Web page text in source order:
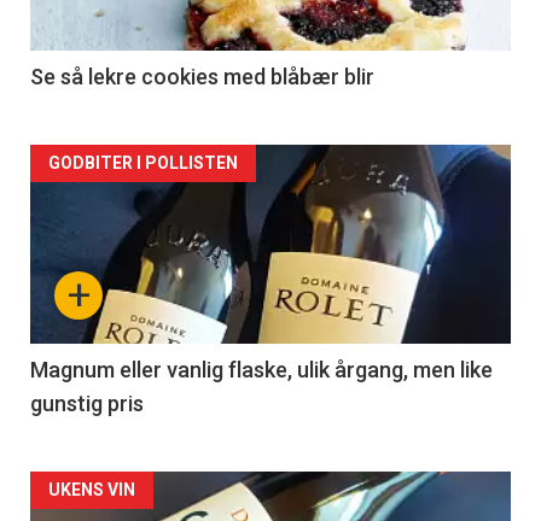
2
Se så lekre cookies med blåbær blir
Forsiden
akkurat
nå
3
+
GODBITER I POLLISTEN
Magnum eller vanlig flaske, ulik årgang, men like
gunstig pris
Forsiden
UKENS VIN